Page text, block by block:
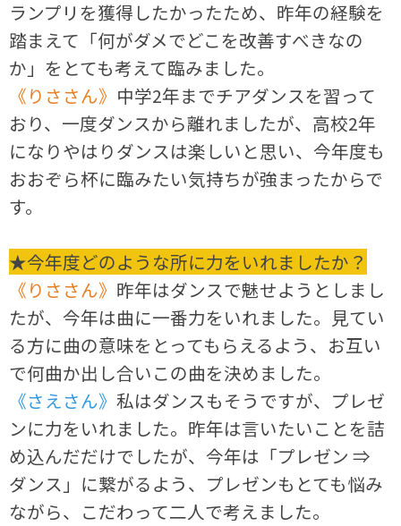
ランプリを獲得したかったため、昨年の経験を
踏まえて「何がダメでどこを改善すべきなの
か」をとても考えて臨みました。
《りささん》 中学2年までチアダンスを習って
おり、一度ダンスから離れましたが、高校2年
になりやはりダンスは楽しいと思い、今年度も
おおぞら杯に臨みたい気持ちが強まったからで
す。
★今年度どのような所に力をいれましたか？
《りささん》 昨年はダンスで魅せようとしまし
たが、今年は曲に一番力をいれました。見てい
る方に曲の意味をとってもらえるよう、お互い
で何曲か出し合いこの曲を決めました。
《さえさん》私はダンスもそうですが、プレゼ
ンに力をいれました。昨年は言いたいことを詰
め込んだだけでしたが、今年は「プレゼン ⇒
ダンス」に繋がるよう、プレゼンもとても悩み
ながら、こだわって二人で考えました。